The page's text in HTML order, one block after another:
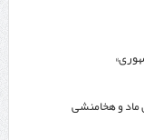
ماد و هخامنشی